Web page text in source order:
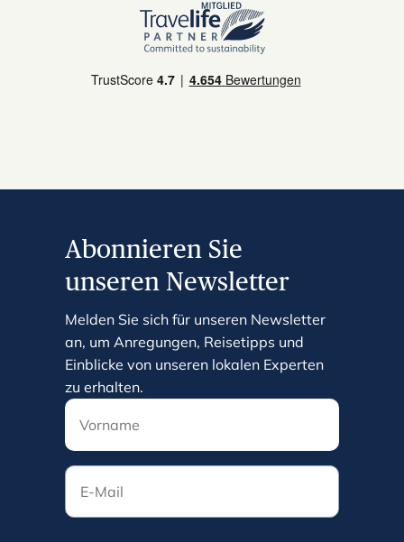
Abonnieren Sie
unseren Newsletter
Melden Sie sich für unseren Newsletter
an, um Anregungen, Reisetipps und
Einblicke von unseren lokalen Experten
zu erhalten.
E-Mail